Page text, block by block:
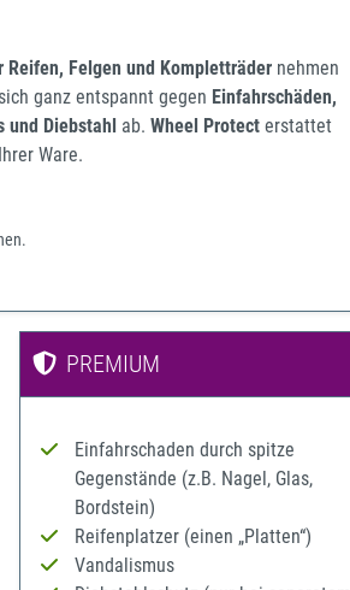
Felgen und Kompletträder nehmen
ganz entspannt gegen Einfahrschäden,
und Diebstahl ab. Wheel Protect erstattet
Ware.
PREMIUM
Einfahrschaden durch spitze
Gegenstände (z.B. Nagel, Glas,
Bordstein)
Reifenplatzer (einen „Platten“)
Vandalismus